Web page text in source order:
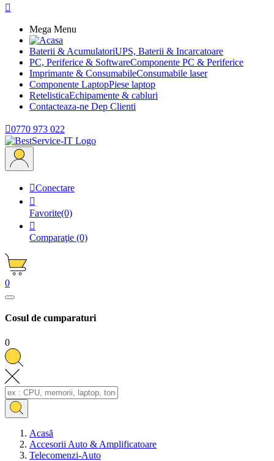

Mega Menu
Baterii & AcumulatoriUPS, Baterii & Incarcatoare
PC, Periferice & SoftwareComponente PC & Periferice
Imprimante & ConsumabileConsumabile laser
Componente LaptopPiese laptop
RetelisticaEchipamente & cabluri
Contacteaza-ne Dep Clienti
0770 973 022
Conectare

Favorite(0)

Comparaţie (0)
0
Cosul de cumparaturi
0
Acasă
Accesorii Auto & Amplificatoare
Telecomenzi-Auto